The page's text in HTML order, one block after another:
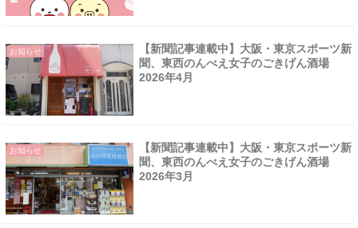
お知らせ
【新聞記事連載中】大阪・東京スポーツ新
聞、東西のんべえ女子のごきげん酒場
2026年4月
お知らせ
【新聞記事連載中】大阪・東京スポーツ新
聞、東西のんべえ女子のごきげん酒場
2026年3月